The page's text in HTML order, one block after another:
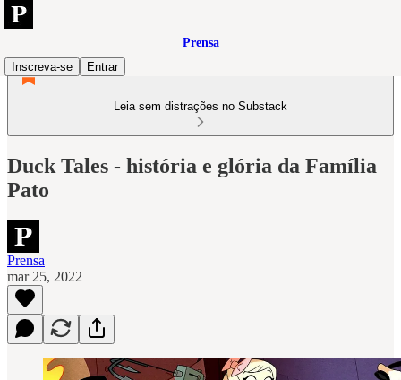
Prensa
Inscreva-se
Entrar
Leia sem distrações no Substack
Duck Tales - história e glória da Família
Pato
Prensa
mar 25, 2022